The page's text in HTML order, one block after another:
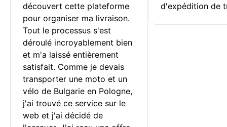
découvert cette plateforme
pour organiser ma livraison.
Tout le processus s'est
déroulé incroyablement bien
et m'a laissé entièrement
satisfait. Comme je devais
transporter une moto et un
vélo de Bulgarie en Pologne,
j'ai trouvé ce service sur le
web et j'ai décidé de
d'expédition de